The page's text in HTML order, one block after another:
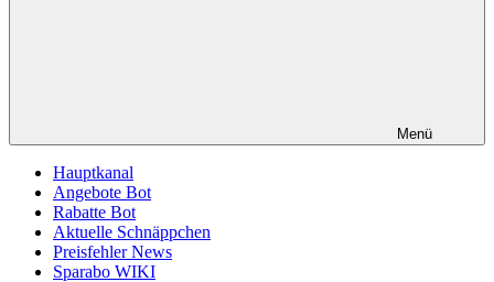
Menü
Hauptkanal
Angebote Bot
Rabatte Bot
Aktuelle Schnäppchen
Preisfehler News
Sparabo WIKI